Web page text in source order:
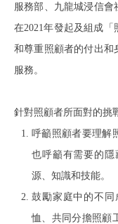
服務部、九龍城浸信
在2021年發起及組成
和尊重照顧者的付出和
服務。
針對照顧者所面對的挑
呼籲照顧者要理解
也呼籲有需要的
源、知識和技能。
鼓勵家庭中的不
恤、共同分擔照顧